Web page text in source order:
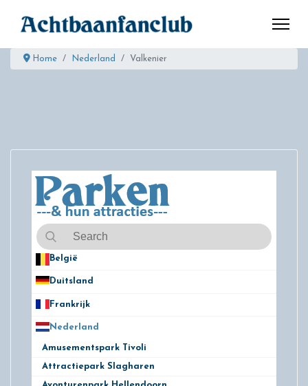
Home Nederland Valkenier
België
Duitsland
Frankrijk
Nederland
Amusementspark Tivoli
Attractiepark Slagharen